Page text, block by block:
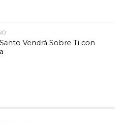
Vendrá Sobre Ti con